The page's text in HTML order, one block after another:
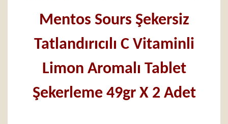
Mentos Sours Şekersiz
Tatlandırıcılı C Vitaminli
Limon Aromalı Tablet
Şekerleme 49gr X 2 Adet